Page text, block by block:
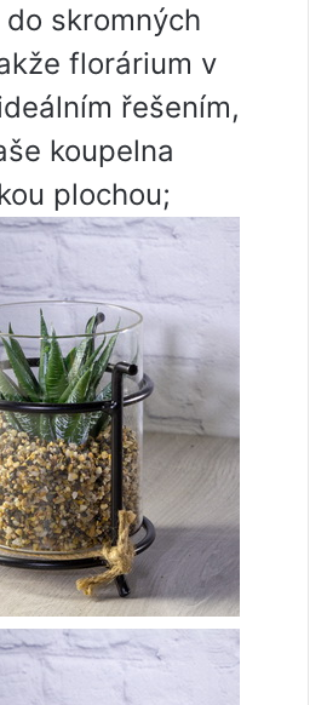
skromných
florárium v
řešením,
koupelna
plochou;